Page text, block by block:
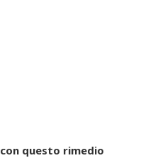
questo rimedio